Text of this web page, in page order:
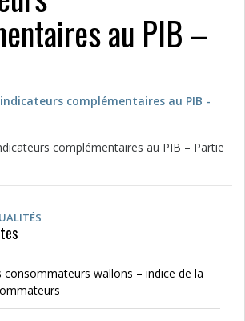
au PIB –
complémentaires au PIB -
complémentaires au PIB – Partie
consommateurs wallons – indice de la